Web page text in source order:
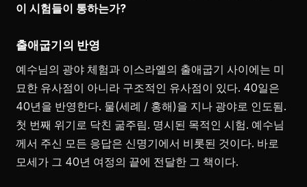
이 시험들이 통하는가?
출애굽기의 반영
예수님의 광야 체험과 이스라엘의 출애굽기 사이에는 미
묘한 유사점이 아니라 구조적인 유사점이 있다. 40일은
40년을 반영한다. 물(세례 / 홍해)을 지나 광야로 인도됨.
첫 번째 위기로 닥친 굶주림. 명시된 목적인 시험. 예수님
께서 주신 모든 응답은 신명기에서 비롯된 것이다. 바로
모세가 그 40년 여정의 끝에 전달한 그 책이다.